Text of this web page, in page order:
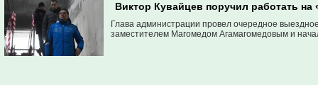
Виктор Кувайцев поручил работать на
Глава администрации провел очередное
заместителем Магомедом Агамагомедовым и